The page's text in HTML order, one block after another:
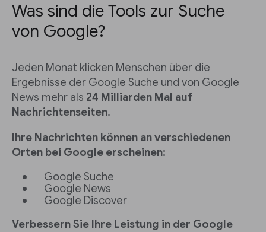
Was sind die Tools zur Suche
von Google?
Jeden Monat klicken Menschen über die
Ergebnisse der Google Suche und von Google
News mehr als 24 Milliarden Mal auf
Nachrichtenseiten.
Ihre Nachrichten können an verschiedenen
Orten bei Google erscheinen:
Google Suche
Google News
Google Discover
Verbessern Sie Ihre Leistung in der Google